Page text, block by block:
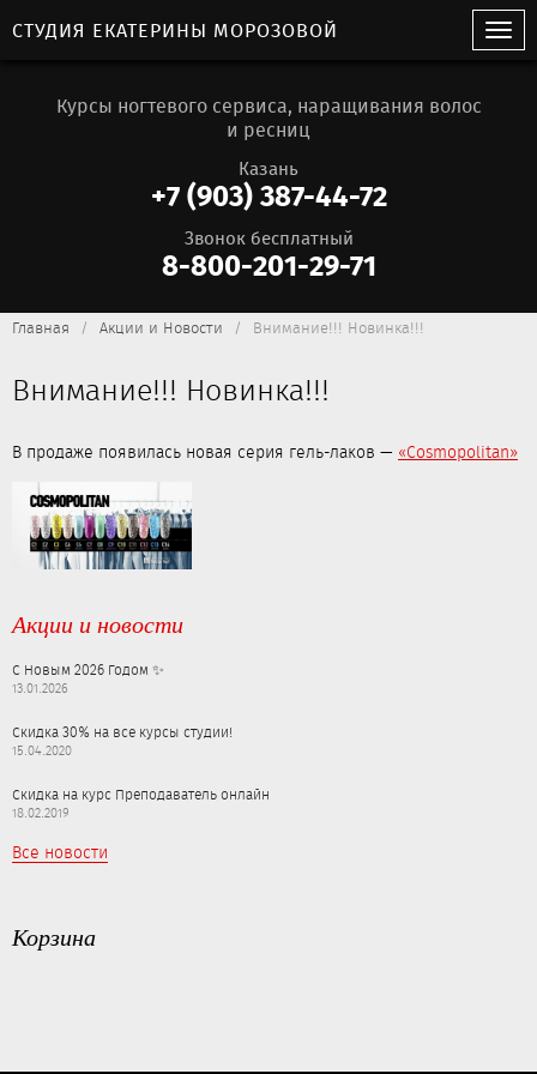
Курсы ногтевого сервиса, наращивания волос
и ресниц
Казань
+7 (903) 387-44-72
Звонок бесплатный
8-800-201-29-71
СТУДИЯ ЕКАТЕРИНЫ МОРОЗОВОЙ
Главная Акции и Новости Внимание!!! Новинка!!!
Внимание!!! Новинка!!!
В продаже появилась новая серия гель-лаков — «Cosmopolitan»
Акции и новости
С Новым 2026 Годом ✨
13.01.2026
Скидка 30% на все курсы студии!
15.04.2020
Скидка на курс Преподаватель онлайн
18.02.2019
Все новости
Корзина